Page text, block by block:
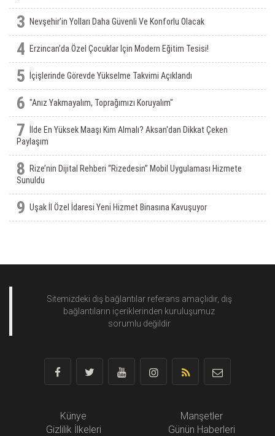
3 Nevşehir’in Yolları Daha Güvenli Ve Konforlu Olacak
4 Erzincan’da Özel Çocuklar Için Modern Eğitim Tesisi!
5 İçişlerinde Görevde Yükselme Takvimi Açıklandı
6 "Anız Yakmayalım, Toprağımızı Koruyalım"
7
İlde En Yüksek Maaşı Kim Almalı? Aksan'dan Dikkat Çeken
Paylaşım
8
Rize’nin Dijital Rehberi “Rizedesin” Mobil Uygulaması Hizmete
Sunuldu
9 Uşak İl Özel İdaresi Yeni Hizmet Binasına Kavuşuyor
Sitemizdeki dış bağlantılar referans amaçlıdır, dış
bağlantıların içeriklerinden kuruluşumuz
sorumlu değildir
Künye
Gizlilik İlkeleri
Manşetler
Günün Haberleri